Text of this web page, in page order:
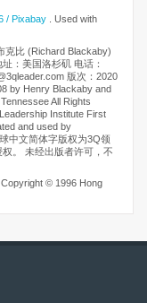
/ Pixabay
. Used with
克比 (Richard Blackaby)
：美国洛杉矶 电话：
版次：2020
by Henry Blackaby and
All Rights
Institute First
and used by
中文简体字版权为3Q领
。 未经出版者许可，不
© 1996 Hong